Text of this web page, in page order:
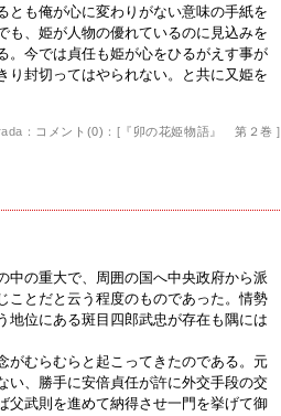
とも俺が心に変わりがない意味の手紙を
も、姫が人物の優れているのに見込みを
。今では貞任も姫が心をひるがえす事が
り封切ってはやられない。と共に又姫を
： コメント(0) ：[ 『卯の花姫物語』 第２巻]
の重大で、周囲の国へ中央政府から派
ことだと云う程度のものであった。情勢
地位にある斑目四郎武忠が存在も隅には
むらむらと起こってきたのである。元
い、勝手に安倍貞任が許に外交手段の交
父武則を進めて納得させ一門を挙げて御